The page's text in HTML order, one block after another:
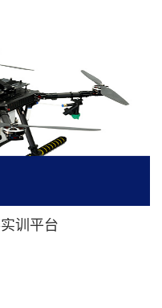
训平台